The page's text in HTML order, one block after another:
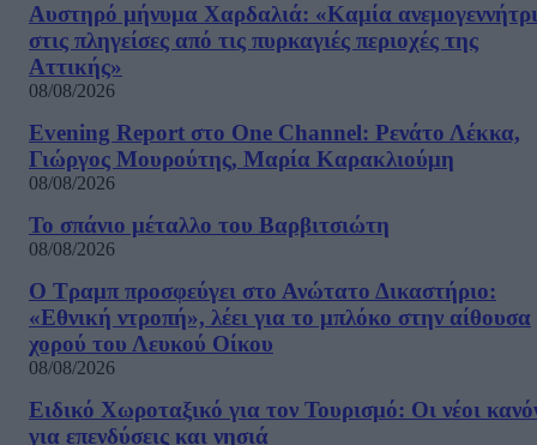
Αυστηρό μήνυμα Χαρδαλιά: «Καμία
στις πληγείσες από τις πυρκαγιές περιοχές της
Αττικής»
08/08/2026
Evening Report στο One Channel: Ρενάτο Λέκκα,
Γιώργος Μουρούτης, Μαρία Καρακλιούμη
08/08/2026
Το σπάνιο μέταλλο του Βαρβιτσιώτη
08/08/2026
Ο Τραμπ προσφεύγει στο Ανώτατο Δικαστήριο:
«Εθνική ντροπή», λέει για το μπλόκο στην αίθουσα
χορού του Λευκού Οίκου
08/08/2026
Ειδικό Χωροταξικό για τον Τουρισμό: Οι νέοι
για επενδύσεις και νησιά